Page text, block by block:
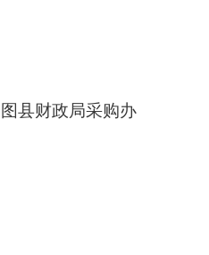
县财政局采购办